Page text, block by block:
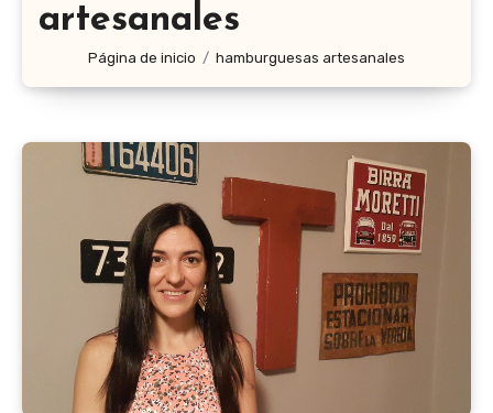
artesanales
Página de inicio hamburguesas artesanales